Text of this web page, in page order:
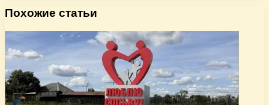
Похожие статьи